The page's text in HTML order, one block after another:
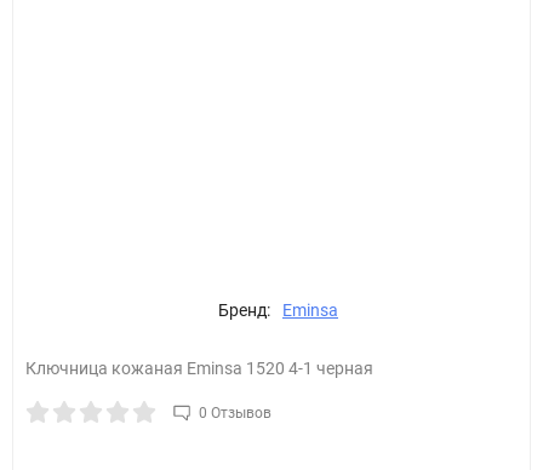
Бренд: Eminsa
Ключница кожаная Eminsa 1520 4-1 черная
0 Отзывов